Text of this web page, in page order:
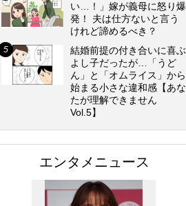
い…！」嫁が義母に怒り爆
発！ 夫は仕方ないと言う
けれど諦めるべき？
結婚前提の付き合いに喜ぶ
よし子だったが…「うど
ん」と「オムライス」から
始まる小さな違和感【あな
たが理解できません
Vol.5】
エンタメニュース